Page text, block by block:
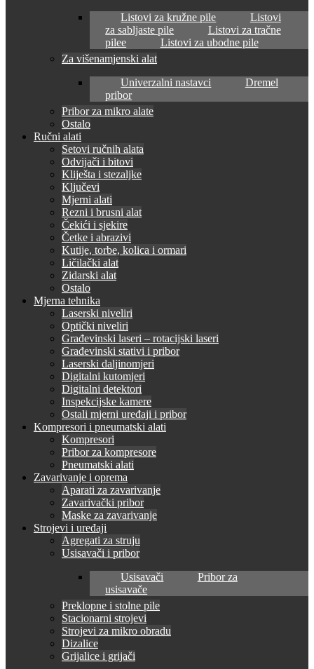
Listovi za kružne pile
Listovi
za sabljaste pile
Listovi za tračne
pilee
Listovi za ubodne pile
Za višenamjenski alat
Univerzalni nastavci
Dremel
pribor
Pribor za mikro alate
Ostalo
Ručni alati
Setovi ručnih alata
Odvijači i bitovi
Kliješta i stezaljke
Ključevi
Mjerni alati
Rezni i brusni alat
Čekići i sjekire
Četke i abrazivi
Kutije, torbe, kolica i ormari
Ličilački alat
Zidarski alat
Ostalo
Mjerna tehnika
Laserski niveliri
Optički niveliri
Građevinski laseri – rotacijski laseri
Građevinski stativi i pribor
Laserski daljinomjeri
Digitalni kutomjeri
Digitalni detektori
Inspekcijske kamere
Ostali mjerni uređaji i pribor
Kompresori i pneumatski alati
Kompresori
Pribor za kompresore
Pneumatski alati
Zavarivanje i oprema
Aparati za zavarivanje
Zavarivački pribor
Maske za zavarivanje
Strojevi i uređaji
Agregati za struju
Usisavači i pribor
Usisavači
Pribor za
usisavače
Preklopne i stolne pile
Stacionarni strojevi
Strojevi za mikro obradu
Dizalice
Grijalice i grijači